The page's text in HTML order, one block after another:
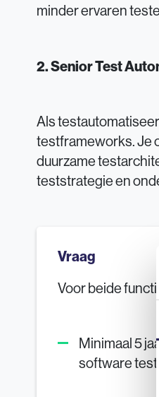
minder ervaren
2. Senior Test
Als
testframeworks. Je
duurzame
teststrategie en
Vraag
Voor beide
Minimaal 5
software